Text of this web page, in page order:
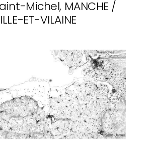
Michel, MANCHE /
ILLE-ET-VILAINE